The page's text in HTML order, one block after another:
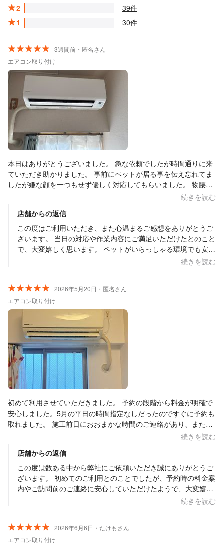
2
39件
1
30件
3週間前・匿名さん
エアコン取り付け
本日はありがとうございました。 急な依頼でしたが時間通りに来
ていただき助かりました。 事前にペットが居る事を伝え忘れてま
したが嫌な顔を一つもせず優しく対応してもらいました。 物腰が
柔らかくとても好印象でした。 料金は見積もり通りで、作業途中
とても信頼が出来、知人などにも紹介したくなる業者様です。 暑
い中ありがとうございました。
続きを読む
店舗からの返信
この度はご利用いただき、また心温まるご感想をありがとうご
ざいます。 当日の対応や作業内容にご満足いただけたとのこと
で、大変嬉しく思います。 ペットがいらっしゃる環境でも安心
してお任せいただけたこと、また、作業中のご案内やお見積も
何よりの励みになります。 今後も安心してご依頼いただけるよ
う、丁寧な対応と施工を心掛けてまいります。 また機会がござ
いましたら、ぜひよろしくお願いいたします。ありがとうござ
いました。
続きを読む
2026年5月20日・匿名さん
エアコン取り付け
初めて利用させていただきました。 予約の段階から料金が明確で
安心しました。5月の平日の時間指定なしだったのですぐに予約も
取れました。 施工前日におおまかな時間のご連絡があり、また当
日も何時ごろに到着しますとお知らせいただけたのも良かったで
か付けないか検討してみてくださいという感じで、押し付けるこ
とがないのがとても安心できました。 本日作業してくださったの
はクボさんとイトウさんのお2人でした。 クボさんがリードして
テキパキと作業指示をされていましたし、イトウさんもサポート
としてめちゃくちゃ頑張ってくださいました。 おふたりとも明る
い好青年で感じが良かったです。 古いエアコンですが、しっかり
ら急に暑くなったので間に合って良かったです。 またエアコン工
事や電気工事がある時は86電工さんにお願いしたいと思いまし
続きを読む
店舗からの返信
この度は数ある中から弊社にご依頼いただき誠にありがとうご
ざいます。 初めてのご利用とのことでしたが、予約時の料金案
内やご訪問前のご連絡に安心していただけたようで、大変嬉し
く思います。 また、作業前のご説明につきましても、ご納得い
きましたクボ、イトウにつきましても、励みになるお言葉をあ
りがとうございます。 作業対応や雰囲気にもご満足いただけた
続きを読む
2026年6月6日・たけもさん
エアコン取り付け